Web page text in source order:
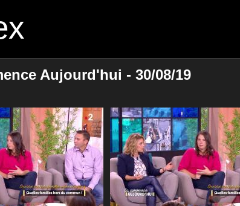
Aujourd'hui - 30/08/19